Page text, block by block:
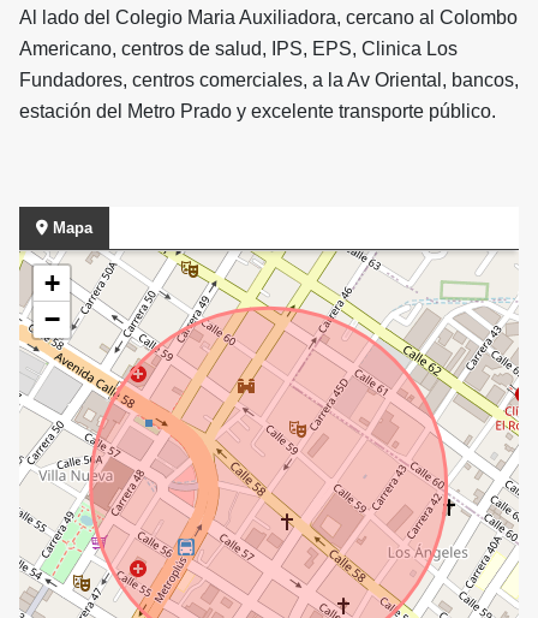
Al lado del Colegio Maria Auxiliadora, cercano al Colombo
Americano, centros de salud, IPS, EPS, Clinica Los
Fundadores, centros comerciales, a la Av Oriental, bancos,
estación del Metro Prado y excelente transporte público.
Mapa
+
−